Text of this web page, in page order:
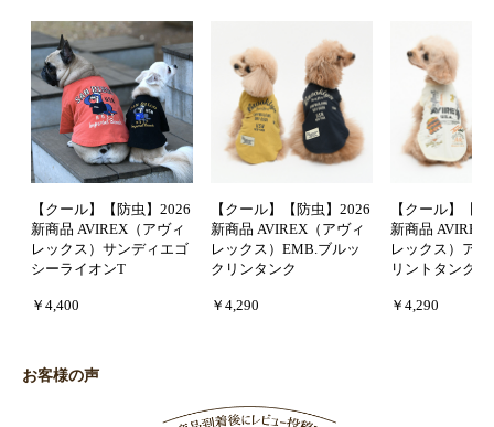
【クール】【防虫】2026
新商品 AVIREX（アヴィ
レックス）サンディエゴ
シーライオンT
￥4,400
【クール】【防虫】2026
新商品 AVIREX（アヴィ
レックス）EMB.ブルッ
クリンタンク
￥4,290
【クール】【
新商品 AVIREX
レックス）ア
リントタンク
￥4,290
お客様の声